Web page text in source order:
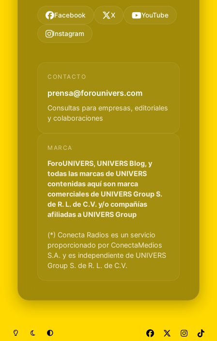
Facebook X YouTube
Instagram
CONTACTO
prensa@forounivers.com
Consultas para empresas, editoriales
y colaboraciones
MARCA
ForoUNIVERS, UNIVERS Blog, y
todas las marcas de UNIVERS
contenidas aquí son marca
comerciales de UNIVERS Group S.
de R. L. de C.V. y/o compañías
afiliadas a UNIVERS Group
(*) Conecta Radios es un servicio
proporcionado por ConectaMedios
S.A. y es independiente de UNIVERS
Group S. de R. L. de C.V.
Light ModeDark ModeSystem Preference